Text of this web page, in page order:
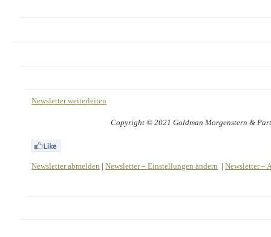
Newsletter weiterleiten
Copyright © 2021 Goldman Morgenstern &
Newsletter abmelden |Newsletter – Einstellungen ändern |Newsletter –